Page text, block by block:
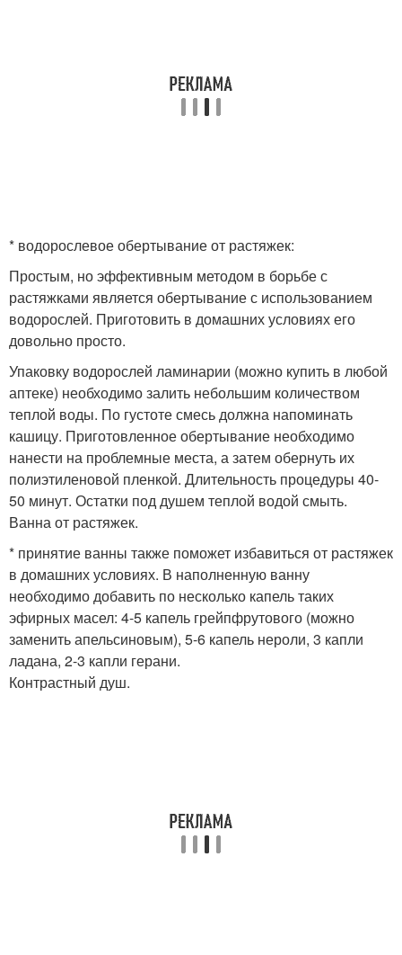
* водорослевое обертывание от растяжек:
Простым, но эффективным методом в борьбе с
растяжками является обертывание с использованием
водорослей. Приготовить в домашних условиях его
довольно просто.
Упаковку водорослей ламинарии (можно купить в любой
аптеке) необходимо залить небольшим количеством
теплой воды. По густоте смесь должна напоминать
кашицу. Приготовленное обертывание необходимо
нанести на проблемные места, а затем обернуть их
полиэтиленовой пленкой. Длительность процедуры 40-
50 минут. Остатки под душем теплой водой смыть.
Ванна от растяжек.
* принятие ванны также поможет избавиться от растяжек
в домашних условиях. В наполненную ванну
необходимо добавить по несколько капель таких
эфирных масел: 4-5 капель грейпфрутового (можно
заменить апельсиновым), 5-6 капель нероли, 3 капли
ладана, 2-3 капли герани.
Контрастный душ.